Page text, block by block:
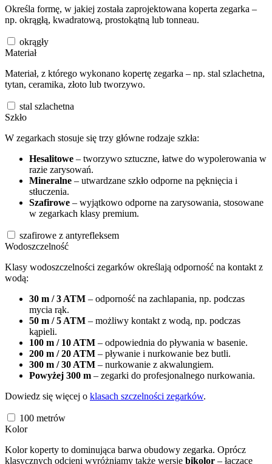
Określa formę, w jakiej została zaprojektowana koperta zegarka –
np. okrągłą, kwadratową, prostokątną lub tonneau.
okrągły
Materiał
Materiał, z którego wykonano kopertę zegarka – np. stal szlachetna,
tytan, ceramika, złoto lub tworzywo.
stal szlachetna
Szkło
W zegarkach stosuje się trzy główne rodzaje szkła:
Hesalitowe – tworzywo sztuczne, łatwe do wypolerowania w
razie zarysowań.
Mineralne – utwardzane szkło odporne na pęknięcia i
stłuczenia.
Szafirowe – wyjątkowo odporne na zarysowania, stosowane
w zegarkach klasy premium.
szafirowe z antyrefleksem
Wodoszczelność
Klasy wodoszczelności zegarków określają odporność na kontakt z
wodą:
30 m / 3 ATM – odporność na zachlapania, np. podczas
mycia rąk.
50 m / 5 ATM – możliwy kontakt z wodą, np. podczas
kąpieli.
100 m / 10 ATM – odpowiednia do pływania w basenie.
200 m / 20 ATM – pływanie i nurkowanie bez butli.
300 m / 30 ATM – nurkowanie z akwalungiem.
Powyżej 300 m – zegarki do profesjonalnego nurkowania.
Dowiedz się więcej o klasach szczelności zegarków.
100 metrów
Kolor
Kolor koperty to dominująca barwa obudowy zegarka. Oprócz
klasycznych odcieni wyróżniamy także wersje bikolor – łączące